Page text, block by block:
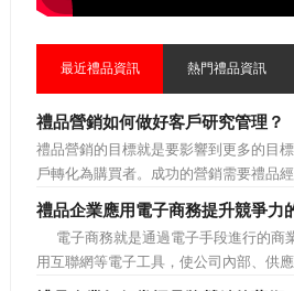
最近禮品資訊 熱門禮品資訊
禮品營銷如何做好客戶研究管理？
禮品營銷的目標就是要影響到更多的目
戶轉化為購買者。成功的營銷需要禮品
相應的分類，了解不同類型客戶的貢獻
制定相應的營銷對策，而這需要對於客
入，這不僅是銷售環節的事，也需要營
持。具體來說，有以下...
禮品企業應用電子商務提升競爭力
電子商務就是通過電子手段進行的商
用互聯網等電子工具，使公司內部、供
伴之間，利用電子業務共享信息，實現